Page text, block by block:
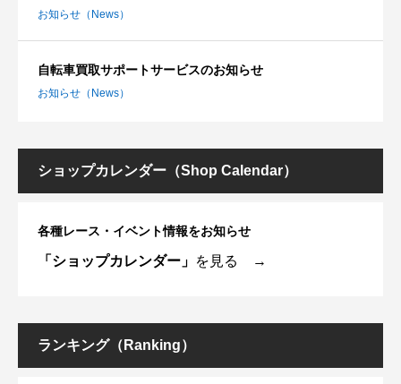
お知らせ（News）
自転車買取サポートサービスのお知らせ
お知らせ（News）
ショップカレンダー（Shop Calendar）
各種レース・イベント情報をお知らせ
「ショップカレンダー」 を見る →
ランキング（Ranking）